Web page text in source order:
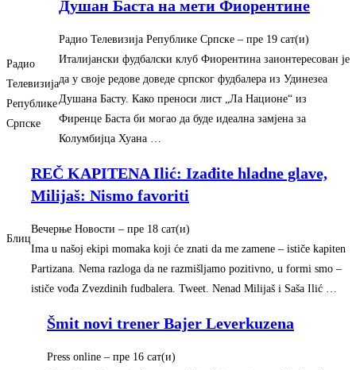
Радио
Телевизија
Републике
Српске
Душан Баста на мети Фиорентине
Радио Телевизија Републике Српске – ‎пре 19 сат(и)‎
Италијански фудбалски клуб Фиорентина заионтересован је
да у своје редове доведе српског фудбалера из Удинезеа
Душана Басту. Како преноси лист „Ла Национе“ из
Фиренце Баста би могао да буде идеална замјена за
Колумбијца Хуана …
Блиц
REČ KAPITENA Ilić: Izađite hladne glave,
Milijaš: Nismo favoriti
Вечерње Новости – ‎пре 18 сат(и)‎
Ima u našoj ekipi momaka koji će znati da me zamene – ističe kapiten
Partizana. Nema razloga da ne razmišljamo pozitivno, u formi smo –
ističe vođa Zvezdinih fudbalera. Tweet. Nenad Milijaš i Saša Ilić …
Šmit novi trener Bajer Leverkuzena
Press online – ‎пре 16 сат(и)‎